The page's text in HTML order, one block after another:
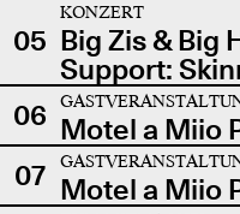
05
KONZERT
Big Zis & Big
Support:
06 Motel a Miio
07 Motel a Miio